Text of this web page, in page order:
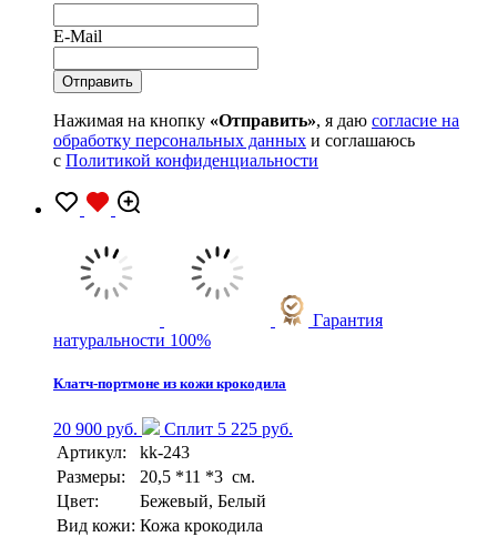
E-Mail
Нажимая на кнопку «Отправить», я даю согласие на
обработку персональных данных и соглашаюсь
с Политикой конфиденциальности
Гарантия
натуральности 100%
Клатч-портмоне из кожи крокодила
20 900 руб.
Сплит 5 225 руб.
Артикул:
kk-243
Размеры:
20,5 *11 *3 см.
Цвет:
Бежевый, Белый
Вид кожи: Кожа крокодила